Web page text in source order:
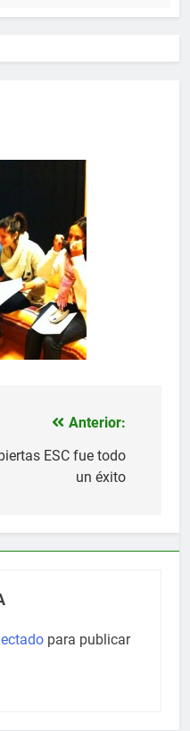
Anterior:
ESC fue todo
un éxito
para publicar